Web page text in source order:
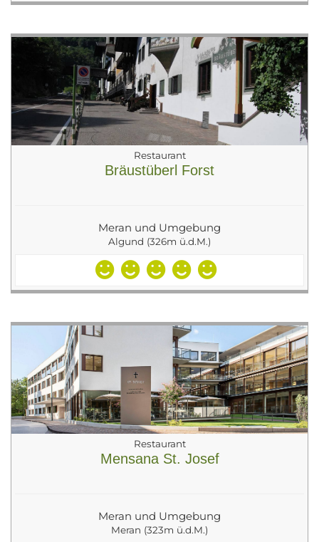
Restaurant
Bräustüberl Forst
Meran und Umgebung
Algund (326m ü.d.M.)
Restaurant
Mensana St. Josef
Meran und Umgebung
Meran (323m ü.d.M.)